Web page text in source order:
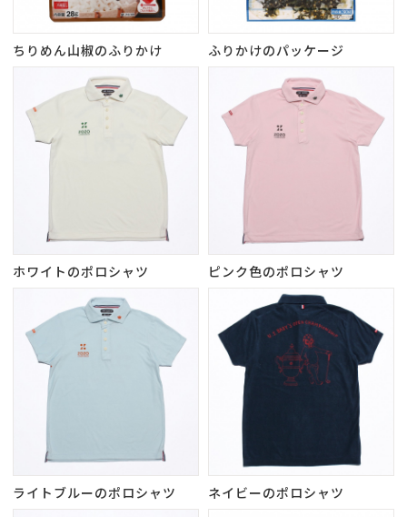
ちりめん山椒のふりかけ ふりかけのパッケージ
ホワイトのポロシャツ ピンク色のポロシャツ
ライトブルーのポロシャツ ネイビーのポロシャツ